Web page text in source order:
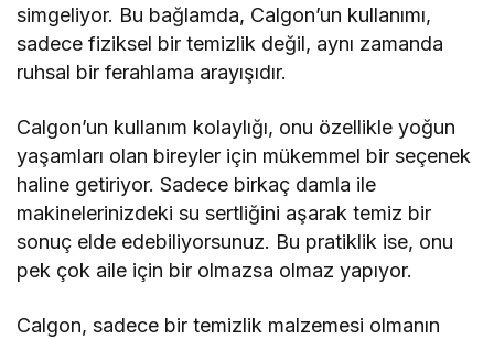
simgeliyor. Bu bağlamda, Calgon’un kullanımı,
sadece fiziksel bir temizlik değil, aynı zamanda
ruhsal bir ferahlama arayışıdır.
Calgon’un kullanım kolaylığı, onu özellikle yoğun
yaşamları olan bireyler için mükemmel bir seçenek
haline getiriyor. Sadece birkaç damla ile
makinelerinizdeki su sertliğini aşarak temiz bir
sonuç elde edebiliyorsunuz. Bu pratiklik ise, onu
pek çok aile için bir olmazsa olmaz yapıyor.
Calgon, sadece bir temizlik malzemesi olmanın